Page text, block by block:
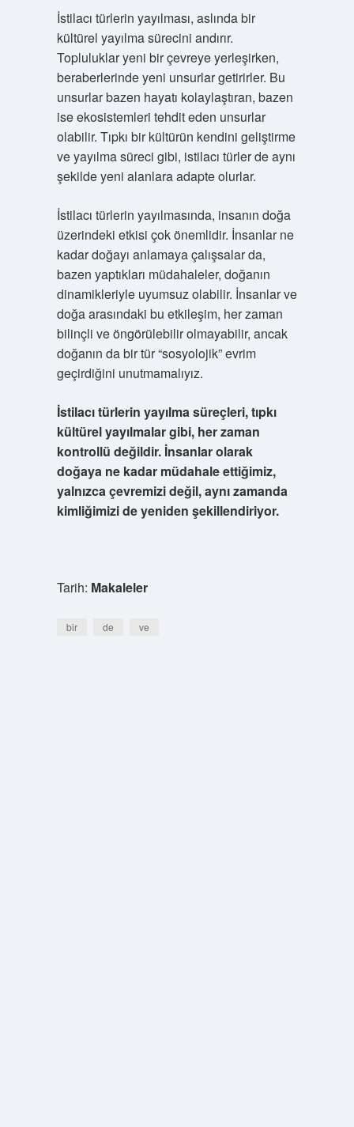
İstilacı türlerin yayılması, aslında bir
kültürel yayılma sürecini andırır.
Topluluklar yeni bir çevreye yerleşirken,
beraberlerinde yeni unsurlar getirirler. Bu
unsurlar bazen hayatı kolaylaştıran, bazen
ise ekosistemleri tehdit eden unsurlar
olabilir. Tıpkı bir kültürün kendini geliştirme
ve yayılma süreci gibi, istilacı türler de aynı
şekilde yeni alanlara adapte olurlar.
İstilacı türlerin yayılmasında, insanın doğa
üzerindeki etkisi çok önemlidir. İnsanlar ne
kadar doğayı anlamaya çalışsalar da,
bazen yaptıkları müdahaleler, doğanın
dinamikleriyle uyumsuz olabilir. İnsanlar ve
doğa arasındaki bu etkileşim, her zaman
bilinçli ve öngörülebilir olmayabilir, ancak
doğanın da bir tür “sosyolojik” evrim
geçirdiğini unutmamalıyız.
İstilacı türlerin yayılma süreçleri, tıpkı
kültürel yayılmalar gibi, her zaman
kontrollü değildir. İnsanlar olarak
doğaya ne kadar müdahale ettiğimiz,
yalnızca çevremizi değil, aynı zamanda
kimliğimizi de yeniden şekillendiriyor.
Tarih: Makaleler
bir de ve